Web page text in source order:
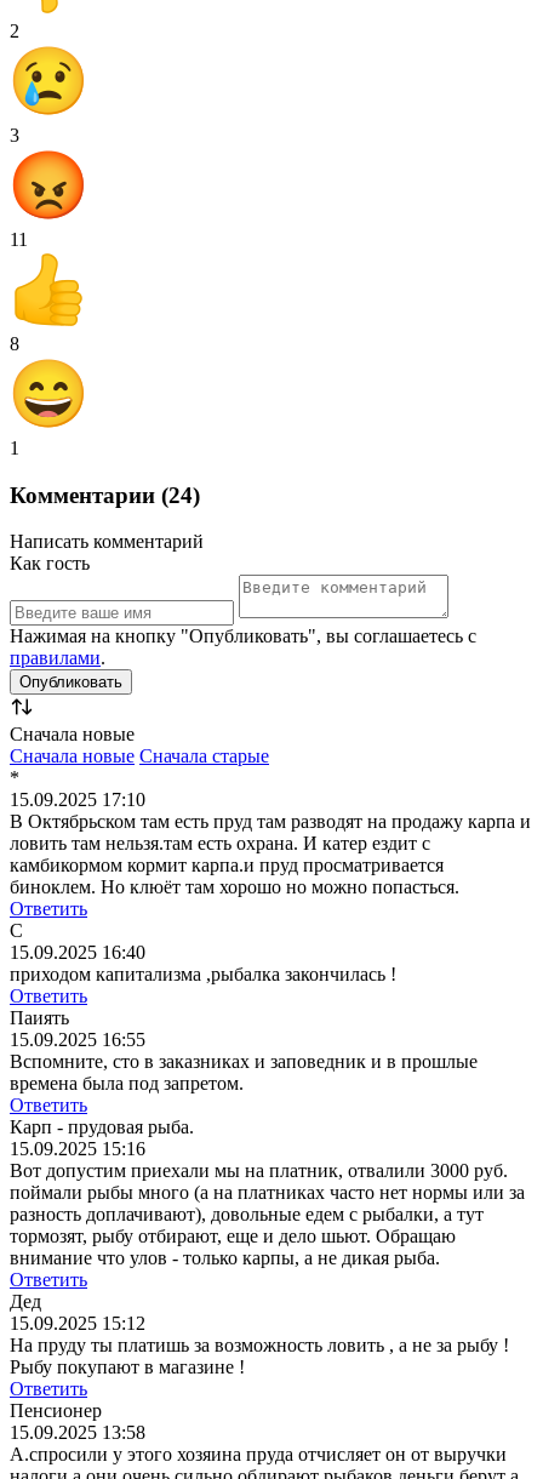
2
3
11
8
1
Комментарии (24)
Написать комментарий
Как гость
Нажимая на кнопку "Опубликовать", вы соглашаетесь с
правилами.
Сначала новые
Сначала новые Сначала старые
*
15.09.2025 17:10
В Октябрьском там есть пруд там разводят на продажу карпа и
ловить там нельзя.там есть охрана. И катер ездит с
камбикормом кормит карпа.и пруд просматривается
биноклем. Но клюёт там хорошо но можно попасться.
Ответить
С
15.09.2025 16:40
приходом капитализма ,рыбалка закончилась !
Ответить
Паиять
15.09.2025 16:55
Вспомните, сто в заказниках и заповедник и в прошлые
времена была под запретом.
Ответить
Карп - прудовая рыба.
15.09.2025 15:16
Вот допустим приехали мы на платник, отвалили 3000 руб.
поймали рыбы много (а на платниках часто нет нормы или за
разность доплачивают), довольные едем с рыбалки, а тут
тормозят, рыбу отбирают, еще и дело шьют. Обращаю
внимание что улов - только карпы, а не дикая рыба.
Ответить
Дед
15.09.2025 15:12
На пруду ты платишь за возможность ловить , а не за рыбу !
Рыбу покупают в магазине !
Ответить
Пенсионер
15.09.2025 13:58
А.спросили у этого хозяина пруда отчисляет он от выручки